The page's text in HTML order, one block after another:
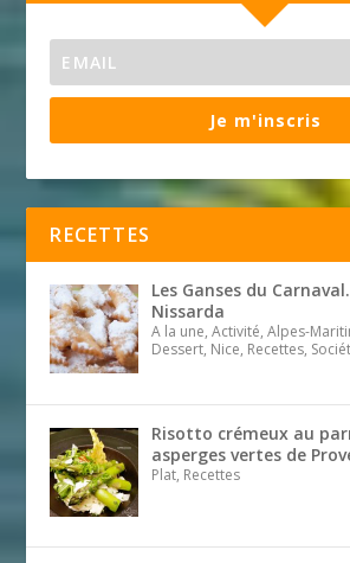
Je m'inscris
RECETTES
Les Ganses du
Nissarda
A la une, Activité, Alpes-
Dessert, Nice, Recettes,
Risotto crémeux au
asperges vertes de
Plat, Recettes